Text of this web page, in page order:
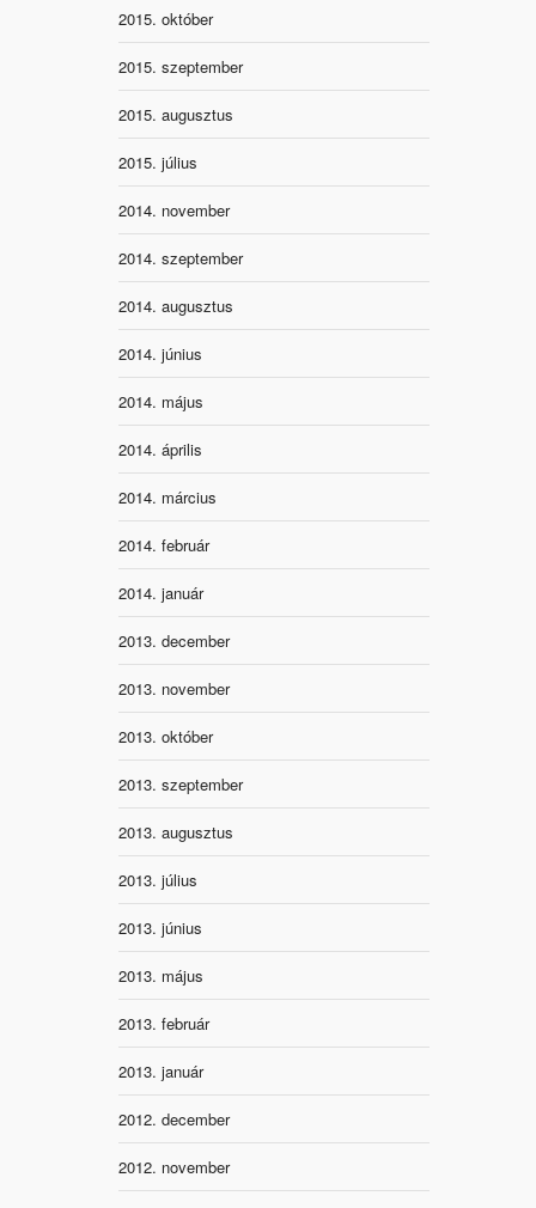
2015. október
2015. szeptember
2015. augusztus
2015. július
2014. november
2014. szeptember
2014. augusztus
2014. június
2014. május
2014. április
2014. március
2014. február
2014. január
2013. december
2013. november
2013. október
2013. szeptember
2013. augusztus
2013. július
2013. június
2013. május
2013. február
2013. január
2012. december
2012. november